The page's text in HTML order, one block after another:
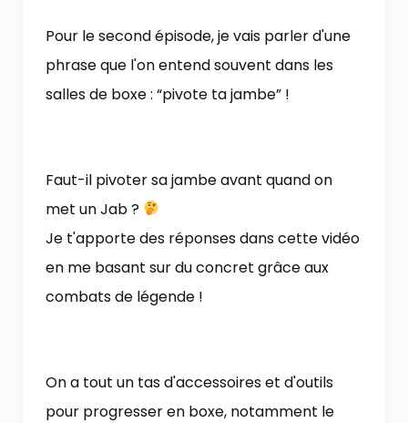
Pour le second épisode, je vais parler d'une
phrase que l'on entend souvent dans les
salles de boxe : “pivote ta jambe” !
Faut-il pivoter sa jambe avant quand on
met un Jab ?
Je t'apporte des réponses dans cette vidéo
en me basant sur du concret grâce aux
combats de légende !
On a tout un tas d'accessoires et d'outils
pour progresser en boxe, notamment le